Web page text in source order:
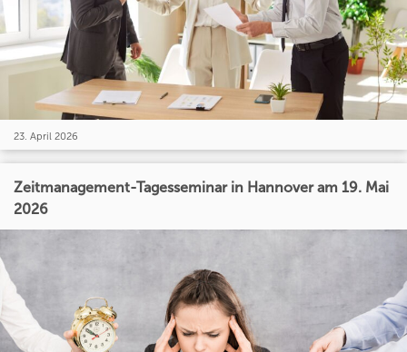
23. April 2026
Zeitmanagement-Tagesseminar in Hannover am 19. Mai
2026